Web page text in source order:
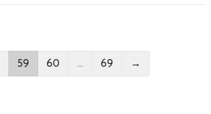
59 60 … 69 →